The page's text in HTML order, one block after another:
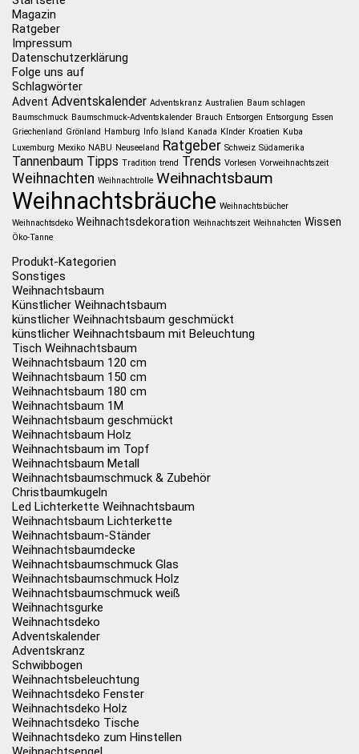
Magazin
Ratgeber
Impressum
Datenschutzerklärung
Folge uns auf
Schlagwörter
Advent Adventskalender Adventskranz Australien Baum schlagen
Baumschmuck Baumschmuck-Adventskalender Brauch Entsorgen Entsorgung Essen
Griechenland Grönland Hamburg Info Island Kanada KInder Kroatien Kuba
Luxemburg Mexiko NABU Neuseeland Ratgeber Schweiz Südamerika
Tannenbaum Tipps Tradition trend Trends Vorlesen Vorweihnachtszeit
Weihnachten Weihnachtrolle Weihnachtsbaum
Weihnachtsbräuche Weihnachtsbücher
Weihnachtsdeko Weihnachtsdekoration Weihnachtszeit Weihnahcten Wissen
Öko-Tanne
Produkt-Kategorien
Sonstiges
Weihnachtsbaum
Künstlicher Weihnachtsbaum
künstlicher Weihnachtsbaum geschmückt
künstlicher Weihnachtsbaum mit Beleuchtung
Tisch Weihnachtsbaum
Weihnachtsbaum 120 cm
Weihnachtsbaum 150 cm
Weihnachtsbaum 180 cm
Weihnachtsbaum 1M
Weihnachtsbaum geschmückt
Weihnachtsbaum Holz
Weihnachtsbaum im Topf
Weihnachtsbaum Metall
Weihnachtsbaumschmuck & Zubehör
Christbaumkugeln
Led Lichterkette Weihnachtsbaum
Weihnachtsbaum Lichterkette
Weihnachtsbaum-Ständer
Weihnachtsbaumdecke
Weihnachtsbaumschmuck Glas
Weihnachtsbaumschmuck Holz
Weihnachtsbaumschmuck weiß
Weihnachtsgurke
Weihnachtsdeko
Adventskalender
Adventskranz
Schwibbogen
Weihnachtsbeleuchtung
Weihnachtsdeko Fenster
Weihnachtsdeko Holz
Weihnachtsdeko Tische
Weihnachtsdeko zum Hinstellen